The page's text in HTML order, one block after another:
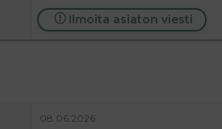
Ilmoita asiaton viesti
08.06.2026